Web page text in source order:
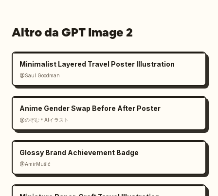
presentazione vettoriale nitido, tipografia
ultra-definita, design system board
rifinito"}
Altro da GPT Image 2
Minimalist Layered Travel Poster Illustration
@Saul Goodman
Anime Gender Swap Before After Poster
@のぞむ＊AIイラスト
Glossy Brand Achievement Badge
@AmirMušić